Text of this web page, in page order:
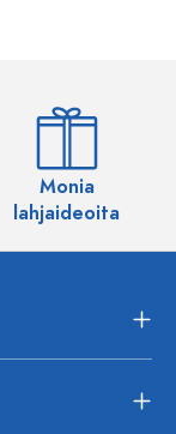
Monia
lahjaideoita